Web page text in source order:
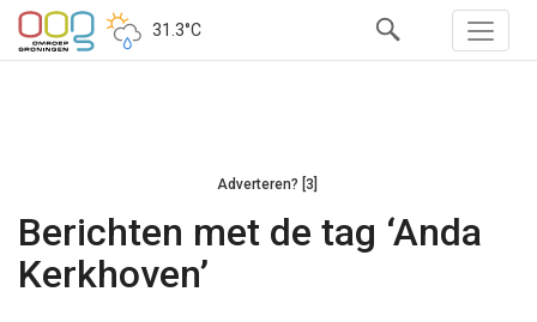
31.3°C
Adverteren? [3]
Berichten met de tag ‘Anda
Kerkhoven’